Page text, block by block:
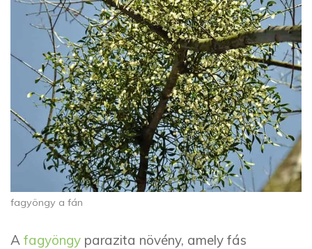
fagyöngy a fán
A fagyöngy parazita növény, amely fás